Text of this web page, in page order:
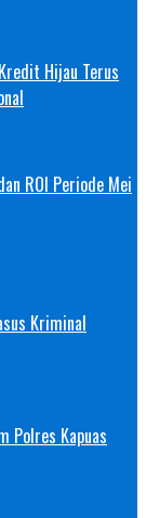
Hijau Terus
ROI Periode Mei
Kriminal
Polres Kapuas